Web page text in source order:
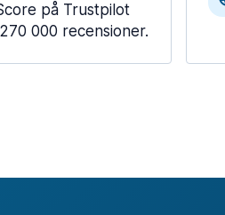
på Trustpilot
000 recensioner.